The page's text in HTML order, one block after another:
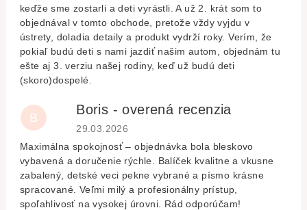
keďže sme zostarli a deti vyrástli. A už 2. krát som to
objednával v tomto obchode, pretože vždy vyjdu v
ústrety, doladia detaily a produkt vydrží roky. Verím, že
pokiaľ budú deti s nami jazdiť našim autom, objednám tu
ešte aj 3. verziu našej rodiny, keď už budú deti
(skoro)dospelé.
B
Boris - overená recenzia
Hodnocení obchodu je 5 z 5 hvězdiček.
29.03.2026
Maximálna spokojnosť – objednávka bola bleskovo
vybavená a doručenie rýchle. Balíček kvalitne a vkusne
zabalený, detské veci pekne vybrané a písmo krásne
spracované. Veľmi milý a profesionálny prístup,
spoľahlivosť na vysokej úrovni. Rád odporúčam!